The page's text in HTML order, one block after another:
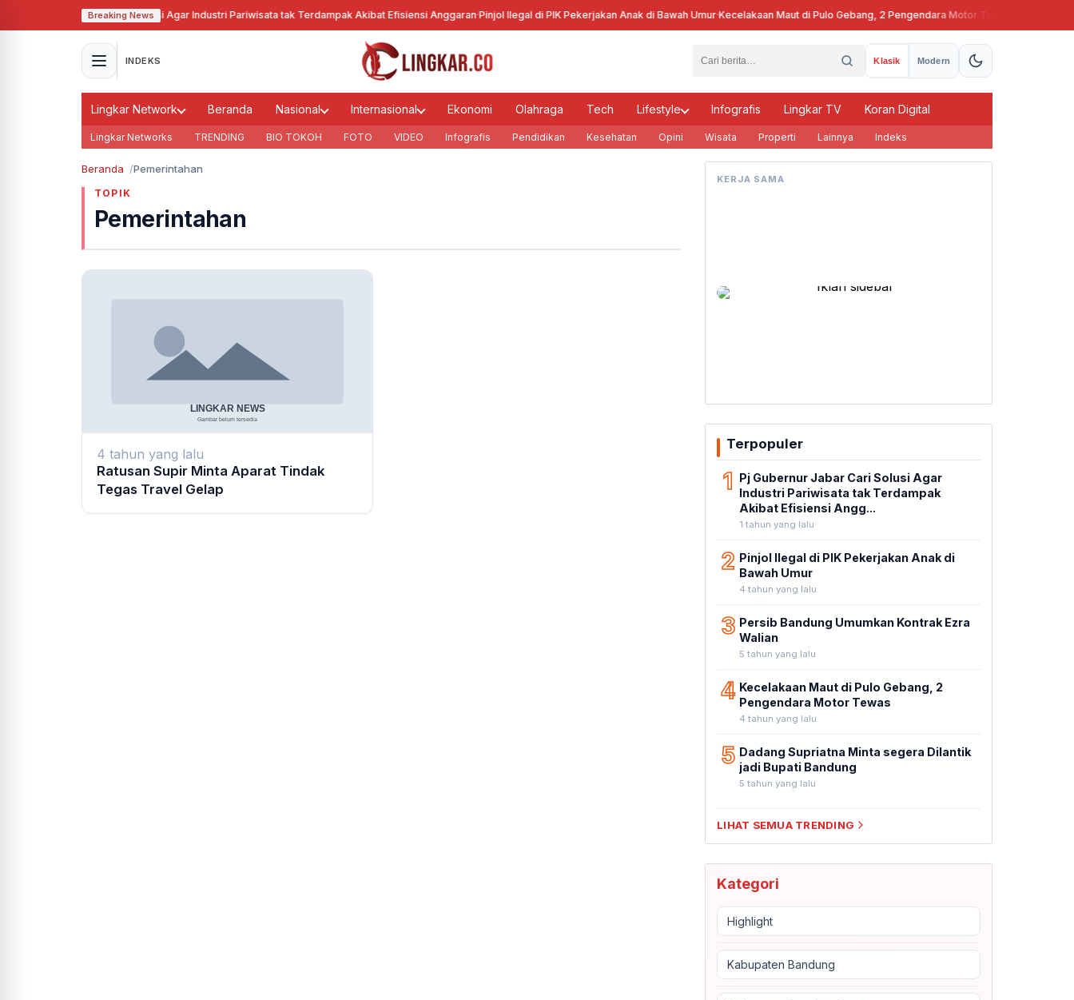
Breaking News
Pj Gubernur Jabar Cari Solusi Agar Industri Pariwisata tak Terdampak Akibat Efisiensi Anggaran·Pinjol Ilegal di PIK Pekerjakan Anak di Bawah Umur·Kecelakaan Maut di Pulo Gebang, 2 Pengendara Motor Tewas
INDEKS Klasik Modern
Lingkar Network Beranda Nasional Internasional Ekonomi Olahraga Tech Lifestyle Infografis Lingkar TV Koran Digital
Lingkar Networks TRENDING BIO TOKOH FOTO VIDEO Infografis Pendidikan Kesehatan Opini Wisata Properti Lainnya Indeks
Beranda Pemerintahan
TOPIK
Pemerintahan
4 tahun yang lalu
Ratusan Supir Minta Aparat Tindak
Tegas Travel Gelap
KERJA SAMA
Terpopuler
1 Pj Gubernur Jabar Cari Solusi Agar
Industri Pariwisata tak Terdampak
Akibat Efisiensi Angg...
1 tahun yang lalu
2 Pinjol Ilegal di PIK Pekerjakan Anak di
Bawah Umur
4 tahun yang lalu
3 Persib Bandung Umumkan Kontrak Ezra
Walian
5 tahun yang lalu
4 Kecelakaan Maut di Pulo Gebang, 2
Pengendara Motor Tewas
4 tahun yang lalu
5 Dadang Supriatna Minta segera Dilantik
jadi Bupati Bandung
5 tahun yang lalu
LIHAT SEMUA TRENDING
Kategori
Highlight
Kabupaten Bandung